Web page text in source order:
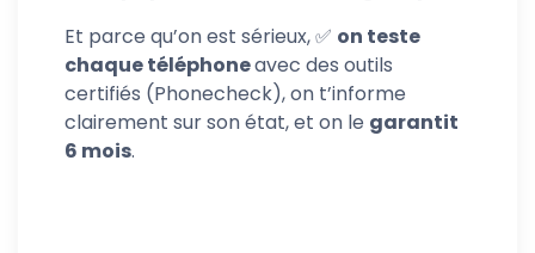
Et parce qu’on est sérieux, ✅ on teste
chaque téléphoneavec des outils
certifiés (Phonecheck), on t’informe
clairement sur son état, et on le garantit
6 mois.